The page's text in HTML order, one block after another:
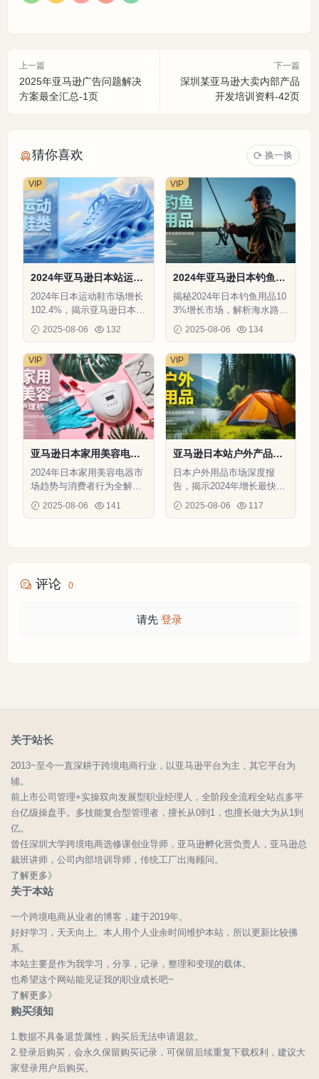
上一篇
2025年亚马逊广告问题解决
方案最全汇总-1页
下一篇
深圳某亚马逊大卖内部产品
开发培训资料-42页
猜你喜欢 换一换
2024年亚马逊日本站运动
鞋类市场调查报告-29页
2024年日本运动鞋市场增长
102.4%，揭示亚马逊日本站
高潜力品类与消费者决策路
径
2025-08-06 132
VIP
2024年亚马逊日本钓鱼用
品市场机会品类调查报告-
34页
揭秘2024年日本钓鱼用品10
3%增长市场，解析海水路亚
品类机会与女性消费者新需
求
2025-08-06 134
VIP
亚马逊日本家用美容电器
市场调查报告2024-36页
2024年日本家用美容电器市
场趋势与消费者行为全解
析，含脱毛仪/EMS设备核
心选品数据
2025-08-06 141
VIP
亚马逊日本站户外产品机
会品类调查报告-40页
日本户外用品市场深度报
告，揭示2024年增长最快的
品类及热销产品特征
2025-08-06 117
VIP
评论 0
请先 登录
关于站长
2013~至今一直深耕于跨境电商行业，以亚马逊平台为主，其它平台为
辅。
前上市公司管理+实操双向发展型职业经理人，全阶段全流程全站点多平
台亿级操盘手。多技能复合型管理者，擅长从0到1，也擅长做大为从1到
亿。
曾任深圳大学跨境电商选修课创业导师，亚马逊孵化营负责人，亚马逊总
裁班讲师，公司内部培训导师，传统工厂出海顾问。
了解更多》
关于本站
一个跨境电商从业者的博客，建于2019年。
好好学习，天天向上。本人用个人业余时间维护本站，所以更新比较佛
系。
本站主要是作为我学习，分享，记录，整理和变现的载体。
也希望这个网站能见证我的职业成长吧~
了解更多》
购买须知
1.数据不具备退货属性，购买后无法申请退款。
2.登录后购买，会永久保留购买记录，可保留后续重复下载权利，建议大
家登录用户后购买。